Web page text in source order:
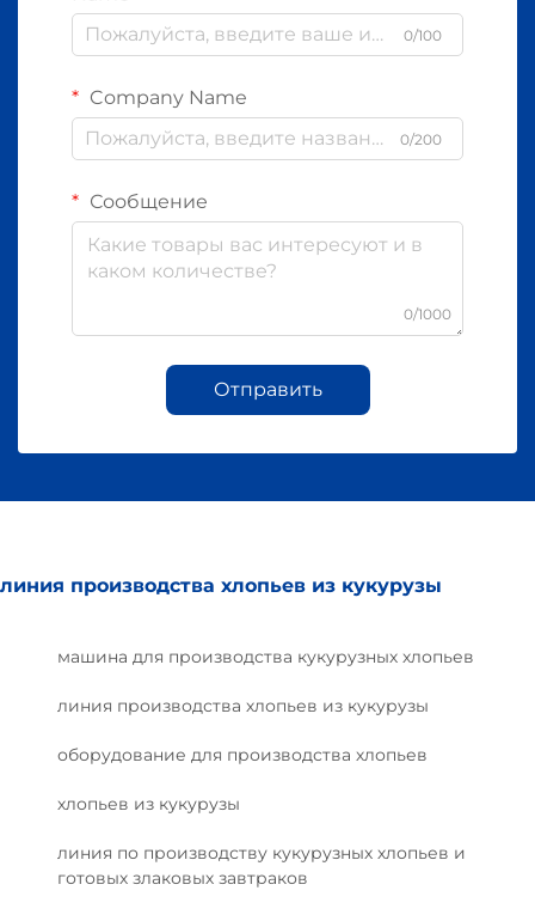
0/100
Company Name
0/200
Сообщение
0/1000
Отправить
линия производства хлопьев из кукурузы
машина для производства кукурузных хлопьев
линия производства хлопьев из кукурузы
оборудование для производства хлопьев
хлопьев из кукурузы
линия по производству кукурузных хлопьев и
готовых злаковых завтраков